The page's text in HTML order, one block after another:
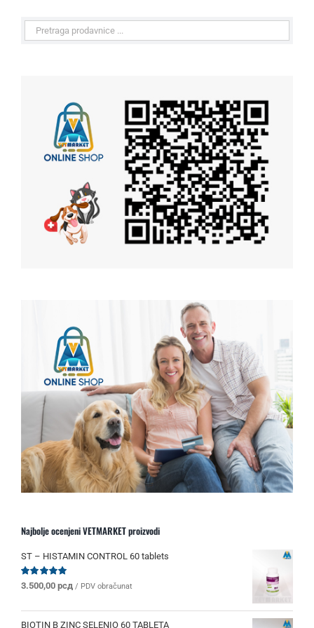
Najbolje ocenjeni VETMARKET proizvodi
ST – HISTAMIN CONTROL 60 tablets
Ocenjeno
od 5
3.500,00 рсд / PDV obračunat
BIOTIN B ZINC SELENIO 60 TABLETA